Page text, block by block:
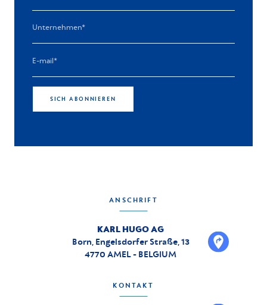
SICH ABONNIEREN
ANSCHRIFT
KARL HUGO AG
Born, Engelsdorfer Straße, 13
4770 AMEL - BELGIUM
KONTAKT